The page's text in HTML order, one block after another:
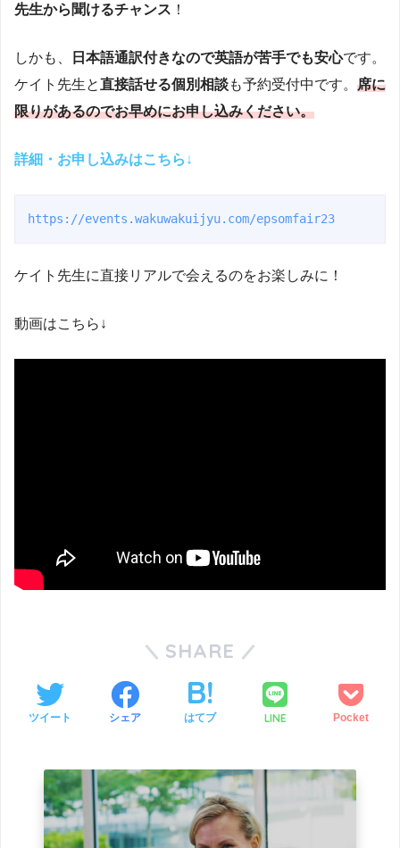
先生から聞けるチャンス ！
しかも、 日本語通訳付きなので英語が苦手でも安心です。
ケイト先生と直接話せる個別相談も予約受付中です。 席に
限りがあるのでお早めにお申し込みください。
詳細・お申し込みはこちら ↓
https://events.wakuwakuijyu.com/epsomfair23
ケイト先生に直接リアルで会えるのをお楽しみに！
動画はこちら↓
SHARE
ツイート シェア はてブ LINE Pocket